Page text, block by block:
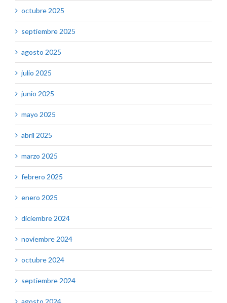
octubre 2025
septiembre 2025
agosto 2025
julio 2025
junio 2025
mayo 2025
abril 2025
marzo 2025
febrero 2025
enero 2025
diciembre 2024
noviembre 2024
octubre 2024
septiembre 2024
agosto 2024